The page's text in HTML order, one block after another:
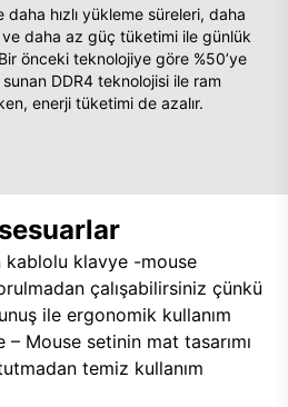
hızlı yükleme süreleri, daha
daha az güç tüketimi ile günlük
Bir önceki teknolojiye göre %50’ye
DDR4 teknolojisi ile ram
enerji tüketimi de azalır.
kablolu klavye -mouse
çalışabilirsiniz çünkü
ile ergonomik kullanım
– Mouse setinin mat tasarımı
temiz kullanım